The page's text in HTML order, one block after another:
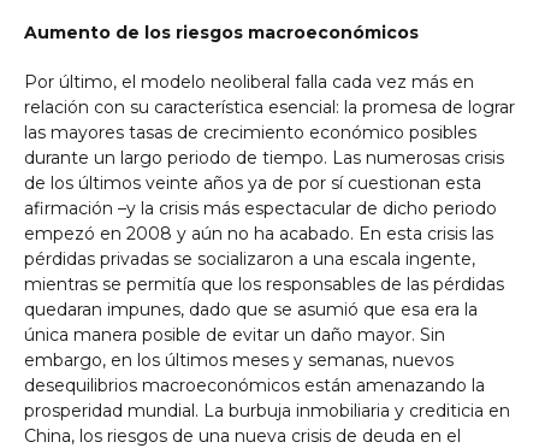
Aumento de los riesgos macroeconómicos
Por último, el modelo neoliberal falla cada vez más en
relación con su característica esencial: la promesa de lograr
las mayores tasas de crecimiento económico posibles
durante un largo periodo de tiempo. Las numerosas crisis
de los últimos veinte años ya de por sí cuestionan esta
afirmación –y la crisis más espectacular de dicho periodo
empezó en 2008 y aún no ha acabado. En esta crisis las
pérdidas privadas se socializaron a una escala ingente,
mientras se permitía que los responsables de las pérdidas
quedaran impunes, dado que se asumió que esa era la
única manera posible de evitar un daño mayor. Sin
embargo, en los últimos meses y semanas, nuevos
desequilibrios macroeconómicos están amenazando la
prosperidad mundial. La burbuja inmobiliaria y crediticia en
China, los riesgos de una nueva crisis de deuda en el